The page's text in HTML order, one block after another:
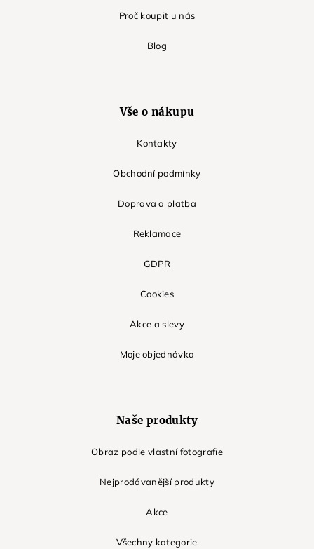
Proč koupit u nás
Blog
Vše o nákupu
Kontakty
Obchodní podmínky
Doprava a platba
Reklamace
GDPR
Cookies
Akce a slevy
Moje objednávka
Naše produkty
Obraz podle vlastní fotografie
Nejprodávanější produkty
Akce
Všechny kategorie